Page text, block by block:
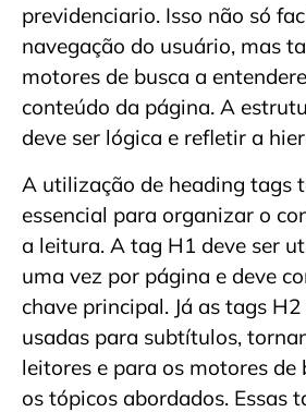
previdenciario. Isso não só
navegação do usuário, mas
motores de busca a
conteúdo da página. A
deve ser lógica e refletir a
A utilização de heading tags
essencial para organizar o
a leitura. A tag H1 deve ser
uma vez por página e deve
chave principal. Já as tags
usadas para subtítulos,
leitores e para os motores de
os tópicos abordados. Essas